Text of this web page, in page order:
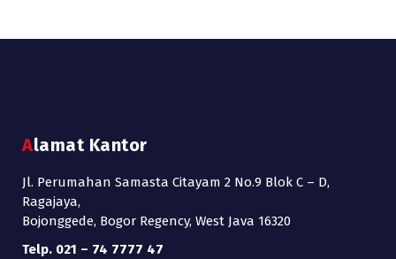
Alamat Kantor
Jl. Perumahan Samasta Citayam 2 No.9 Blok C – D,
Ragajaya,
Bojonggede, Bogor Regency, West Java 16320
Telp. 021 – 74 7777 47